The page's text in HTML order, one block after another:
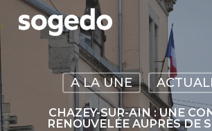
to
main
A LA UNE
CHAZEY-SUR-AIN : UNE
RENOUVELÉE AUPRÈS DE